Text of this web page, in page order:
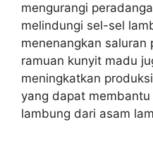
mengurangi
melindungi sel-sel
menenangkan saluran
ramuan kunyit madu
meningkatkan
yang dapat
lambung dari asam